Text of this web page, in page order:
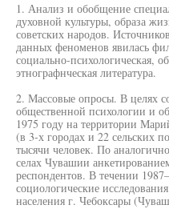
1. Анализ и обобщение
духовной культуры, образа
советских народов.
данных феноменов явилась
социально-психологическая,
этнографнческая литература.
2. Массовые опросы. В целях
общественной психологии и
1975 году на территории
(в 3-х городах и 22 сельских
тысячи человек. По
селах Чувашии
респондентов. В течении
социологические
населения г. Чебоксары